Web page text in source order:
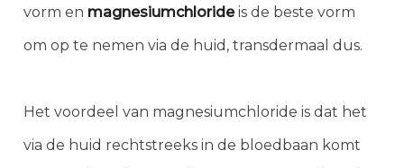
vorm en magnesiumchlorideis de beste vorm
om op te nemen via de huid, transdermaal dus.
Het voordeel van magnesiumchloride is dat het
via de huid rechtstreeks in de bloedbaan komt